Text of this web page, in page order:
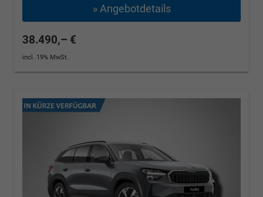
» Angebotdetails
38.490,– €
incl. 19% MwSt.